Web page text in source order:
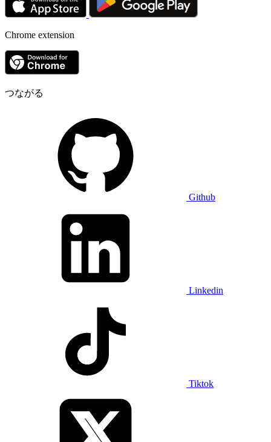
Chrome extension
つながる
Github
Linkedin
Tiktok